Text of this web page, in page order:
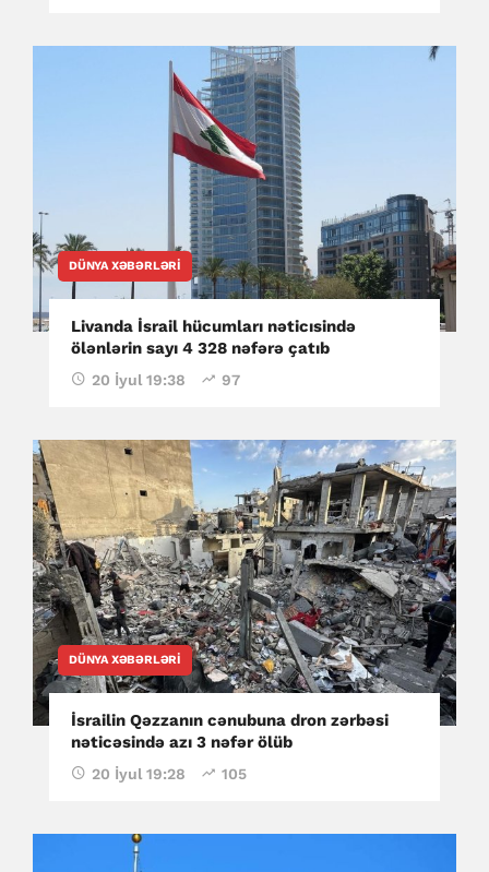
DÜNYA XƏBƏRLƏRI
Livanda İsrail hücumları nəticısində
ölənlərin sayı 4 328 nəfərə çatıb
20 İyul 19:38 97
DÜNYA XƏBƏRLƏRI
İsrailin Qəzzanın cənubuna dron zərbəsi
nəticəsində azı 3 nəfər ölüb
20 İyul 19:28 105